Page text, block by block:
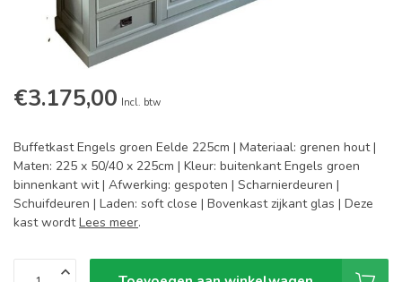
€3.175,00 Incl. btw
Buffetkast Engels groen Eelde 225cm | Materiaal: grenen hout |
Maten: 225 x 50/40 x 225cm | Kleur: buitenkant Engels groen
binnenkant wit | Afwerking: gespoten | Scharnierdeuren |
Schuifdeuren | Laden: soft close | Bovenkast zijkant glas | Deze
kast wordtLees meer.